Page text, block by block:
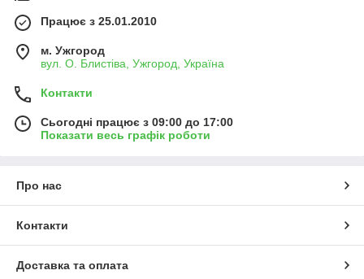
Працює з 25.01.2010
м. Ужгород
вул. О. Блистіва, Ужгород, Україна
Контакти
Сьогодні працює з 09:00 до 17:00
Показати весь графік роботи
Про нас
Контакти
Доставка та оплата